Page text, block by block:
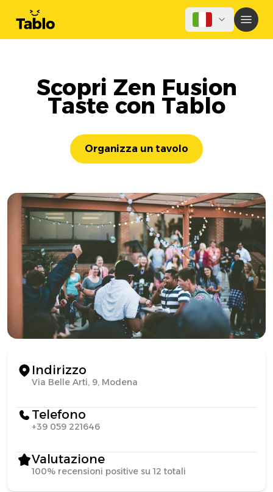
Scopri Zen Fusion
Taste con Tablo
Organizza un tavolo
Indirizzo
Via Belle Arti, 9, Modena
Telefono
+39 059 221646
Valutazione
100% recensioni positive su 12 totali